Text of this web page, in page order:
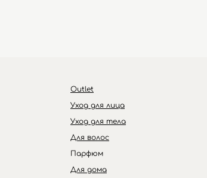
Outlet
Уход для лица
Уход для тела
Для волос
Парфюм
Для дома